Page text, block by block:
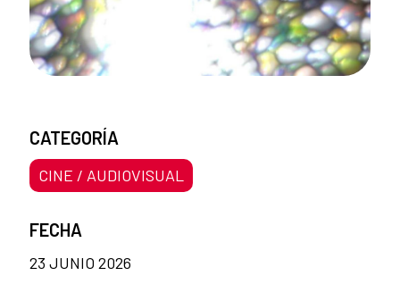
CATEGORÍA
CINE / AUDIOVISUAL
FECHA
23 JUNIO 2026